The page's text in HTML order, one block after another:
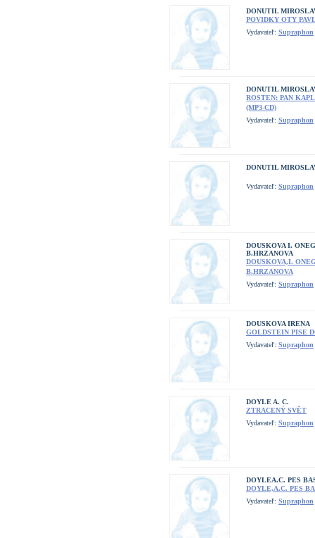
DONUTIL
POVIDKY OTY
Vydavateľ: Supraphon
DONUTIL
ROSTEN: PAN
(MP3-CD)
Vydavateľ: Supraphon
DONUTIL
Vydavateľ: Supraphon
DOUSKOVA I.
B.HRZANOVA
DOUSKOVA,I.
B.HRZANOVA
Vydavateľ: Supraphon
DOUSKOVA IRENA
GOLDSTEIN PISE
Vydavateľ: Supraphon
DOYLE A. C.
ZTRACENÝ SVĚT
Vydavateľ: Supraphon
DOYLEA.C. PES
DOYLE,A.C. PES
Vydavateľ: Supraphon